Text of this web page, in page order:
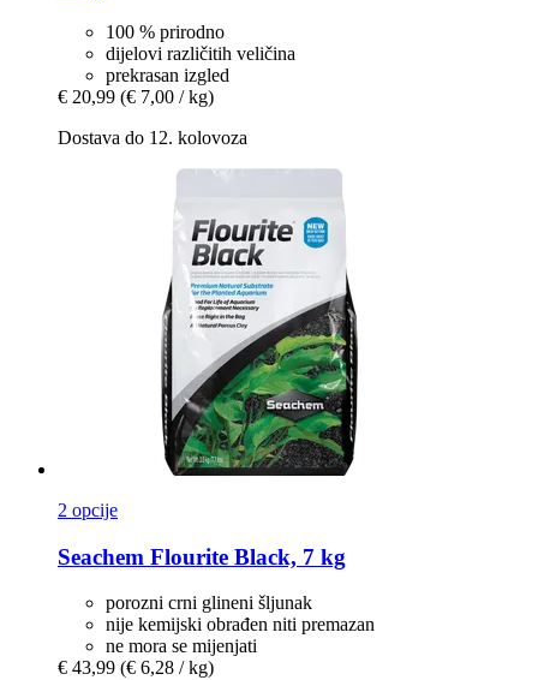
100 % prirodno
dijelovi različitih veličina
prekrasan izgled
€ 20,99 (€ 7,00 / kg)
Dostava do 12. kolovoza
2 opcije
Seachem Flourite Black, 7 kg
porozni crni glineni šljunak
nije kemijski obrađen niti premazan
ne mora se mijenjati
€ 43,99 (€ 6,28 / kg)